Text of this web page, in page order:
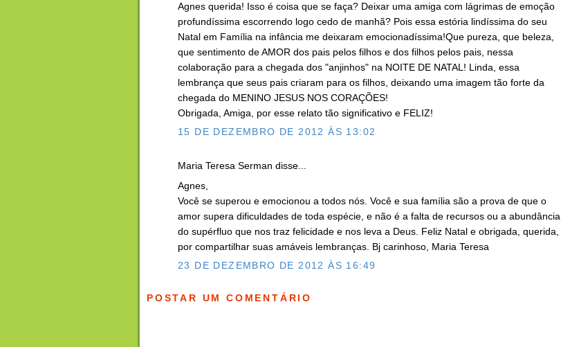
Agnes querida! Isso é coisa que se faça? Deixar uma amiga com lágrimas de emoção
profundíssima escorrendo logo cedo de manhã? Pois essa estória lindíssima do seu
Natal em Família na infância me deixaram emocionadíssima!Que pureza, que beleza,
que sentimento de AMOR dos pais pelos filhos e dos filhos pelos pais, nessa
colaboração para a chegada dos "anjinhos" na NOITE DE NATAL! Linda, essa
lembrança que seus pais criaram para os filhos, deixando uma imagem tão forte da
chegada do MENINO JESUS NOS CORAÇÕES!
Obrigada, Amiga, por esse relato tão significativo e FELIZ!
15 DE DEZEMBRO DE 2012 ÀS 13:02
Maria Teresa Serman disse...
Agnes,
Você se superou e emocionou a todos nós. Você e sua família são a prova de que o
amor supera dificuldades de toda espécie, e não é a falta de recursos ou a abundância
do supérfluo que nos traz felicidade e nos leva a Deus. Feliz Natal e obrigada, querida,
por compartilhar suas amáveis lembranças. Bj carinhoso, Maria Teresa
23 DE DEZEMBRO DE 2012 ÀS 16:49
POSTAR UM COMENTÁRIO